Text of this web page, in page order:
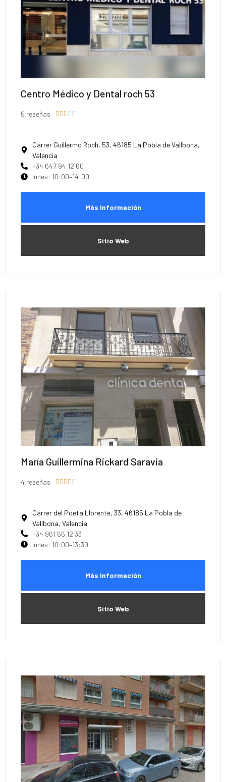
Centro Médico y Dental roch 53
5 reseñas     
Carrer Guillermo Roch, 53, 46185 La Pobla de Vallbona,
Valencia
+34 647 94 12 60
lunes: 10:00–14:00
Más Información
Sitio Web
María Guillermina Rickard Saravia
4 reseñas     
Carrer del Poeta Llorente, 33, 46185 La Pobla de
Vallbona, Valencia
+34 961 66 12 33
lunes: 10:00–13:30
Más Información
Sitio Web